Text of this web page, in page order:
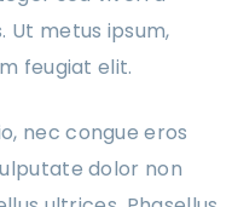
Ut metus ipsum,
feugiat elit.
nec congue eros
dolor non